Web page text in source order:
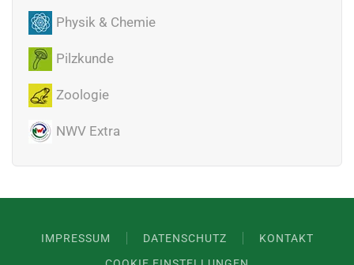
Physik & Chemie
Pilzkunde
Zoologie
NWV Extra
IMPRESSUM DATENSCHUTZ
KONTAKT